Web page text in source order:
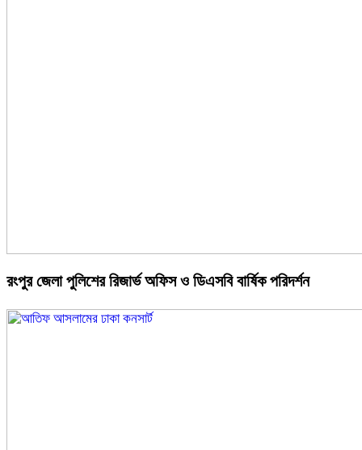
রংপুর জেলা পুলিশের রিজার্ভ অফিস ও ডিএসবি বার্ষিক পরিদর্শন